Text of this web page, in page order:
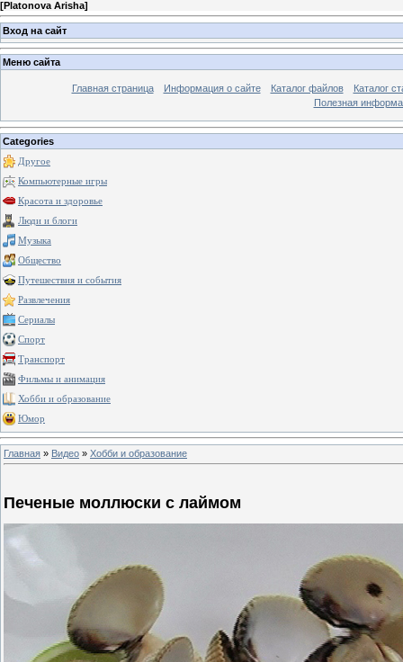
[Platonova Arisha]
Вход на сайт
Меню сайта
Главная страница Информация о сайте Каталог файлов
Каталог
Полезная
Categories
Другое
Компьютерные игры
Красота и здоровье
Люди и блоги
Музыка
Общество
Путешествия и события
Развлечения
Сериалы
Спорт
Транспорт
Фильмы и анимация
Хобби и образование
Юмор
Главная » Видео » Хобби и образование
Печеные моллюски с лаймом